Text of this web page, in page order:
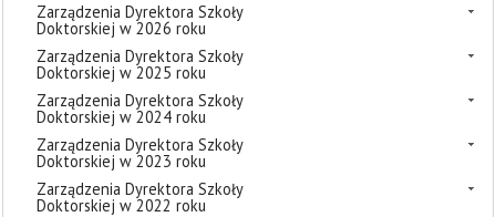
Zarządzenia Dyrektora Szkoły
Doktorskiej w 2026 roku
Zarządzenia Dyrektora Szkoły
Doktorskiej w 2025 roku
Zarządzenia Dyrektora Szkoły
Doktorskiej w 2024 roku
Zarządzenia Dyrektora Szkoły
Doktorskiej w 2023 roku
Zarządzenia Dyrektora Szkoły
Doktorskiej w 2022 roku